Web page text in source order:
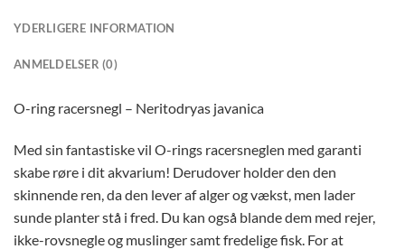
YDERLIGERE INFORMATION
ANMELDELSER (0)
O-ring racersnegl – Neritodryas javanica
Med sin fantastiske vil O-rings racersneglen med garanti
skabe røre i dit akvarium! Derudover holder den den
skinnende ren, da den lever af alger og vækst, men lader
sunde planter stå i fred. Du kan også blande dem med rejer,
ikke-rovsnegle og muslinger samt fredelige fisk. For at